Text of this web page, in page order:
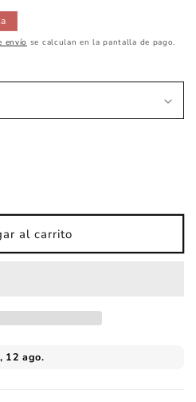
envío se calculan en la pantalla de pago.
al carrito